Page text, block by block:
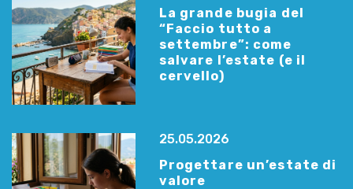
La grande bugia del
“Faccio tutto a
settembre”: come
salvare l’estate (e il
cervello)
25.05.2026
Progettare un’estate di
valore